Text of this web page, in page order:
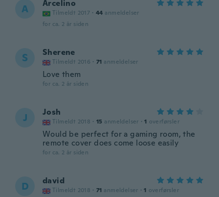
A Arcelino
Tilmeldt 2017 · 44 anmeldelser
for ca. 2 år siden
S Sherene
Tilmeldt 2016 · 71 anmeldelser
Love them
for ca. 2 år siden
J Josh
Tilmeldt 2018 · 15 anmeldelser · 1 overførsler
Would be perfect for a gaming room, the
remote cover does come loose easily
for ca. 2 år siden
D david
Tilmeldt 2018 · 71 anmeldelser · 1 overførsler